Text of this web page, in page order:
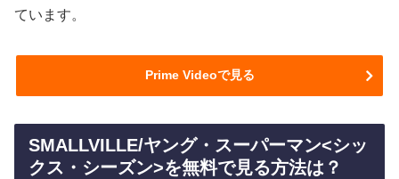
ています。
Prime Videoで見る
SMALLVILLE/ヤング・スーパーマン<シッ
クス・シーズン>を無料で見る方法は？